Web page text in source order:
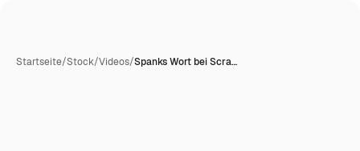
Startseite/Stock/Videos/Spanks Wort bei Scra…